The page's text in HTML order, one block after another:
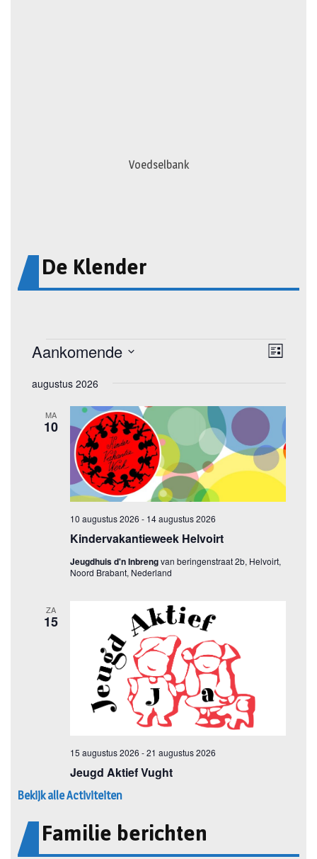
Voedselbank
De Klender
Bekijk alle Activiteiten
Familie berichten